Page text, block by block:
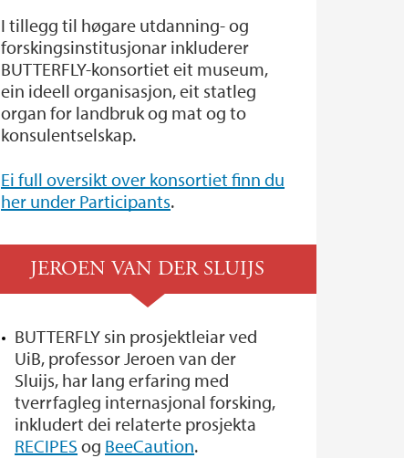
I tillegg til høgare utdanning- og
forskingsinstitusjonar inkluderer
BUTTERFLY-konsortiet eit museum,
ein ideell organisasjon, eit statleg
organ for landbruk og mat og to
konsulentselskap.
Ei full oversikt over konsortiet finn du
her under Participants.
JEROEN VAN DER SLUIJS
BUTTERFLY sin prosjektleiar ved
UiB, professor Jeroen van der
Sluijs, har lang erfaring med
tverrfagleg internasjonal forsking,
inkludert dei relaterte prosjekta
RECIPES og BeeCaution.